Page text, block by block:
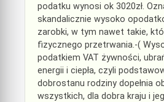
podatku wynosi ok 3020zł.
skandalicznie wysoko
zarobki, w tym nawet takie,
fizycznego przetrwania.-(
podatkiem VAT żywności,
energii i ciepła, czyli
dobrostanu rodziny dopełnia
wszystkich, dla dobra kraju i